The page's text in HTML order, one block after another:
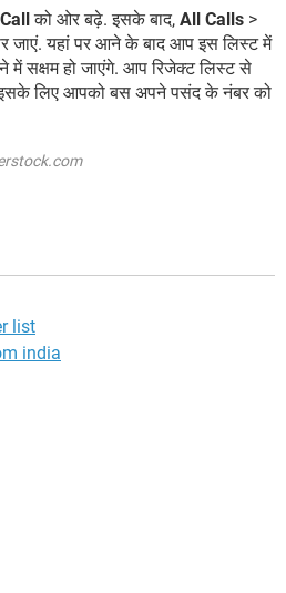
Callको ओर बढ़े. इसके बाद, All Calls >
जाएं. यहां पर आने के बाद आप इस लिस्ट में
में सक्षम हो जाएंगे. आप रिजेक्ट लिस्ट से
लिए आपको बस अपने पसंद के नंबर को
list
india